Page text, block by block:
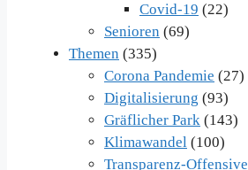
Covid-19 (22)
Senioren (69)
Themen (335)
Corona Pandemie (27)
Digitalisierung (93)
Gräflicher Park (143)
Klimawandel (100)
Transparenz-Offensive